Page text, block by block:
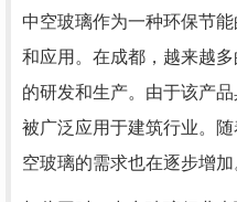
中空玻璃作为一种环保节
和应用。在成都，越来越
的研发和生产。由于该产
被广泛应用于建筑行业。
空玻璃的需求也在逐步增加